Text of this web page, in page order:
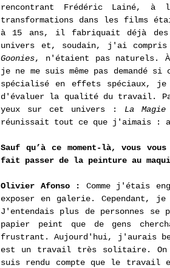
rencontrant Frédéric Lainé,
transformations dans les films
à 15 ans, il fabriquait déjà
univers et, soudain, j'ai compris
Goonies, n'étaient pas naturels.
je ne me suis même pas
spécialisé en effets spéciaux,
d'évaluer la qualité du travail.
yeux sur cet univers : La
réunissait tout ce que j'aimais :
Sauf qu’à ce moment-là, vous
fait passer de la peinture au
Olivier Afonso :
Comme j'étais
exposer en galerie. Cependant,
J'entendais plus de personnes
papier peint que de gens
frustrant. Aujourd'hui, j'aurais
est un travail très solitaire. On
suis rendu compte que le travail